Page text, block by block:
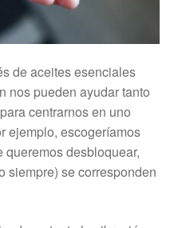
de aceites esenciales
nos pueden ayudar tanto
centrarnos en uno
ejemplo, escogeríamos
desbloquear,
siempre) se corresponden